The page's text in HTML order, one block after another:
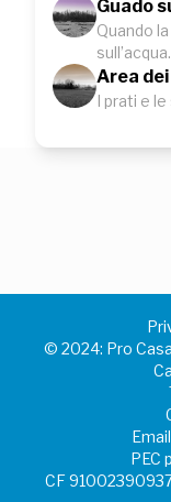
Guado
Quando
sull’acqua.
Area
I prati e le
©️ 2024: Pro
Email
PEC
CF